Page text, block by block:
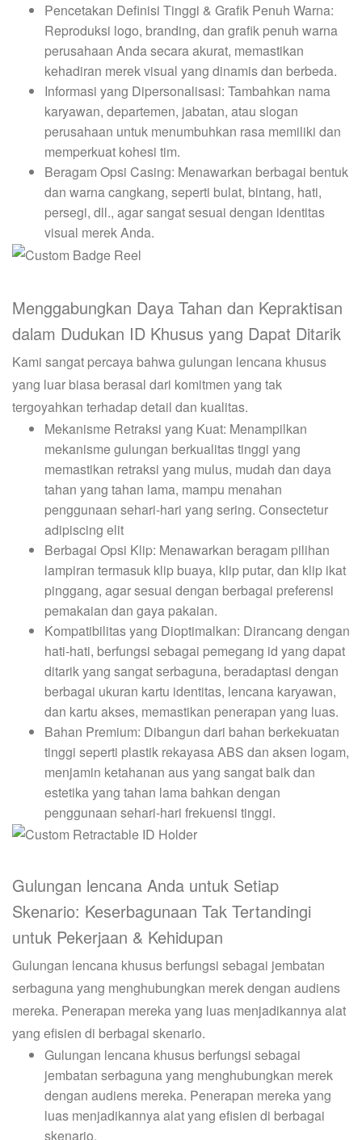
Pencetakan Definisi Tinggi & Grafik Penuh Warna:
Reproduksi logo, branding, dan grafik penuh warna
perusahaan Anda secara akurat, memastikan
kehadiran merek visual yang dinamis dan berbeda.
Informasi yang Dipersonalisasi: Tambahkan nama
karyawan, departemen, jabatan, atau slogan
perusahaan untuk menumbuhkan rasa memiliki dan
memperkuat kohesi tim.
Beragam Opsi Casing: Menawarkan berbagai bentuk
dan warna cangkang, seperti bulat, bintang, hati,
persegi, dll., agar sangat sesuai dengan identitas
visual merek Anda.
Menggabungkan Daya Tahan dan Kepraktisan
dalam Dudukan ID Khusus yang Dapat Ditarik
Kami sangat percaya bahwa gulungan lencana khusus
yang luar biasa berasal dari komitmen yang tak
tergoyahkan terhadap detail dan kualitas.
Mekanisme Retraksi yang Kuat: Menampilkan
mekanisme gulungan berkualitas tinggi yang
memastikan retraksi yang mulus, mudah dan daya
tahan yang tahan lama, mampu menahan
penggunaan sehari-hari yang sering. Consectetur
adipiscing elit
Berbagai Opsi Klip: Menawarkan beragam pilihan
lampiran termasuk klip buaya, klip putar, dan klip ikat
pinggang, agar sesuai dengan berbagai preferensi
pemakaian dan gaya pakaian.
Kompatibilitas yang Dioptimalkan: Dirancang dengan
hati-hati, berfungsi sebagai pemegang id yang dapat
ditarik yang sangat serbaguna, beradaptasi dengan
berbagai ukuran kartu identitas, lencana karyawan,
dan kartu akses, memastikan penerapan yang luas.
Bahan Premium: Dibangun dari bahan berkekuatan
tinggi seperti plastik rekayasa ABS dan aksen logam,
menjamin ketahanan aus yang sangat baik dan
estetika yang tahan lama bahkan dengan
penggunaan sehari-hari frekuensi tinggi.
Gulungan lencana Anda untuk Setiap
Skenario: Keserbagunaan Tak Tertandingi
untuk Pekerjaan & Kehidupan
Gulungan lencana khusus berfungsi sebagai jembatan
serbaguna yang menghubungkan merek dengan audiens
mereka. Penerapan mereka yang luas menjadikannya alat
yang efisien di berbagai skenario.
Gulungan lencana khusus berfungsi sebagai
jembatan serbaguna yang menghubungkan merek
dengan audiens mereka. Penerapan mereka yang
luas menjadikannya alat yang efisien di berbagai
skenario.